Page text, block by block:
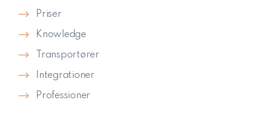
Priser
Knowledge
Transportører
Integrationer
Professioner